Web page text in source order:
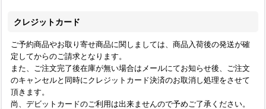
クレジットカード
ご予約商品やお取り寄せ商品に関しましては、商品入荷後の発送が確
定してからのご請求となります。
また、ご注文完了後在庫が無い場合はメールにてお知らせ後、ご注文
のキャンセルと同時にクレジットカード決済のお取消し処理をさせて
頂きます。
尚、デビットカードのご利用は出来ませんので予めご了承ください。